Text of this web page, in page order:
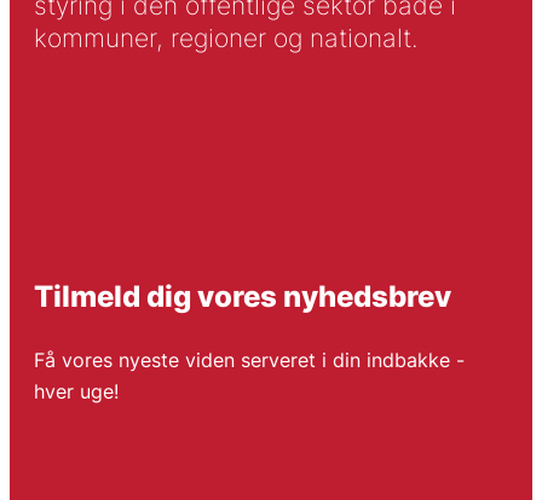
kommuner, regioner og nationalt.
Tilmeld dig vores nyhedsbrev
Få vores nyeste viden serveret i din indbakke -
hver uge!